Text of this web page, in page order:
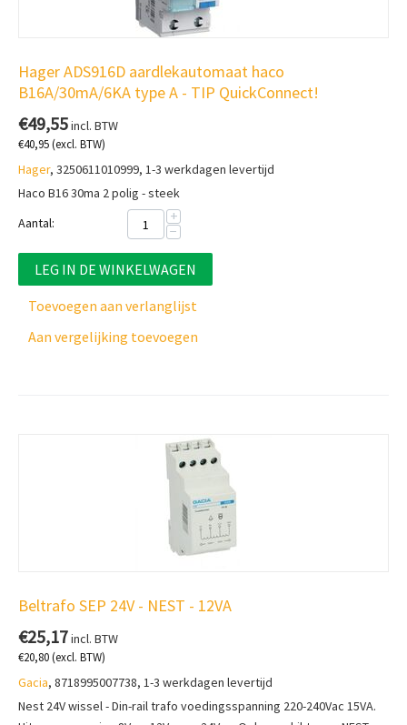
Hager ADS916D aardlekautomaat haco
B16A/30mA/6KA type A - TIP QuickConnect!
€49,55incl. BTW
€40,95(excl. BTW)
Hager, 3250611010999, 1-3 werkdagen levertijd
Haco B16 30ma 2 polig - steek
Aantal:
+
−
LEG IN DE WINKELWAGEN
Toevoegen aan verlanglijst
Aan vergelijking toevoegen
Beltrafo SEP 24V - NEST - 12VA
€25,17incl. BTW
€20,80(excl. BTW)
Gacia, 8718995007738, 1-3 werkdagen levertijd
Nest 24V wissel - Din-rail trafo voedingsspanning 220-240Vac 15VA.